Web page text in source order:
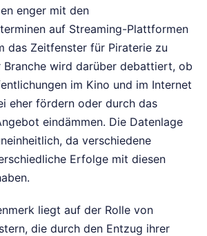
enger mit den
auf Streaming-Plattformen
das Zeitfenster für Piraterie zu
Branche wird darüber debattiert, ob
im Kino und im Internet
eher fördern oder durch das
eindämmen. Die Datenlage
da verschiedene
Erfolge mit diesen
liegt auf der Rolle von
die durch den Entzug ihrer